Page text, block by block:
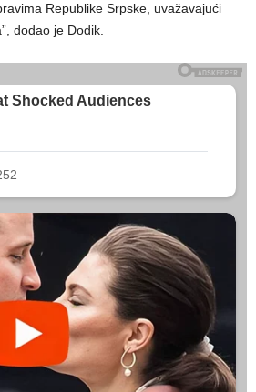
Republike Srpske, uvažavajući
dodao je Dodik.